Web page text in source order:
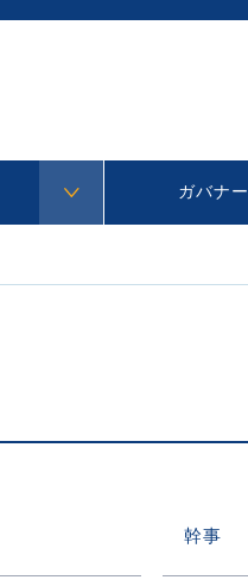
ガバナー
幹事